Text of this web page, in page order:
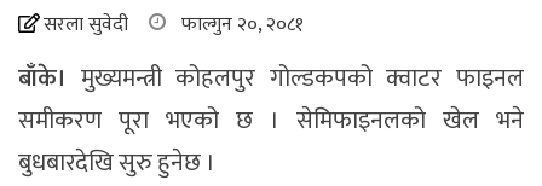
सरला सुवेदी फाल्गुन २०, २०८१
बाँके। मुख्यमन्त्री कोहलपुर गोल्डकपको क्वाटर फाइनल
समीकरण पूरा भएको छ । सेमिफाइनलको खेल भने
बुधबारदेखि सुरु हुनेछ ।